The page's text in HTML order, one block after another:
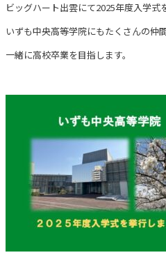
ビッグハート出雲にて2025年度入学式
いずも中央高等学院にもたくさんの仲
一緒に高校卒業を目指します。